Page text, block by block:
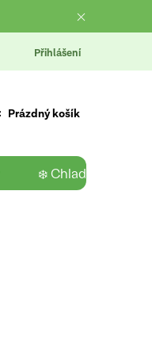
Přihlášení
Prázdný košík
❄️ Chladící